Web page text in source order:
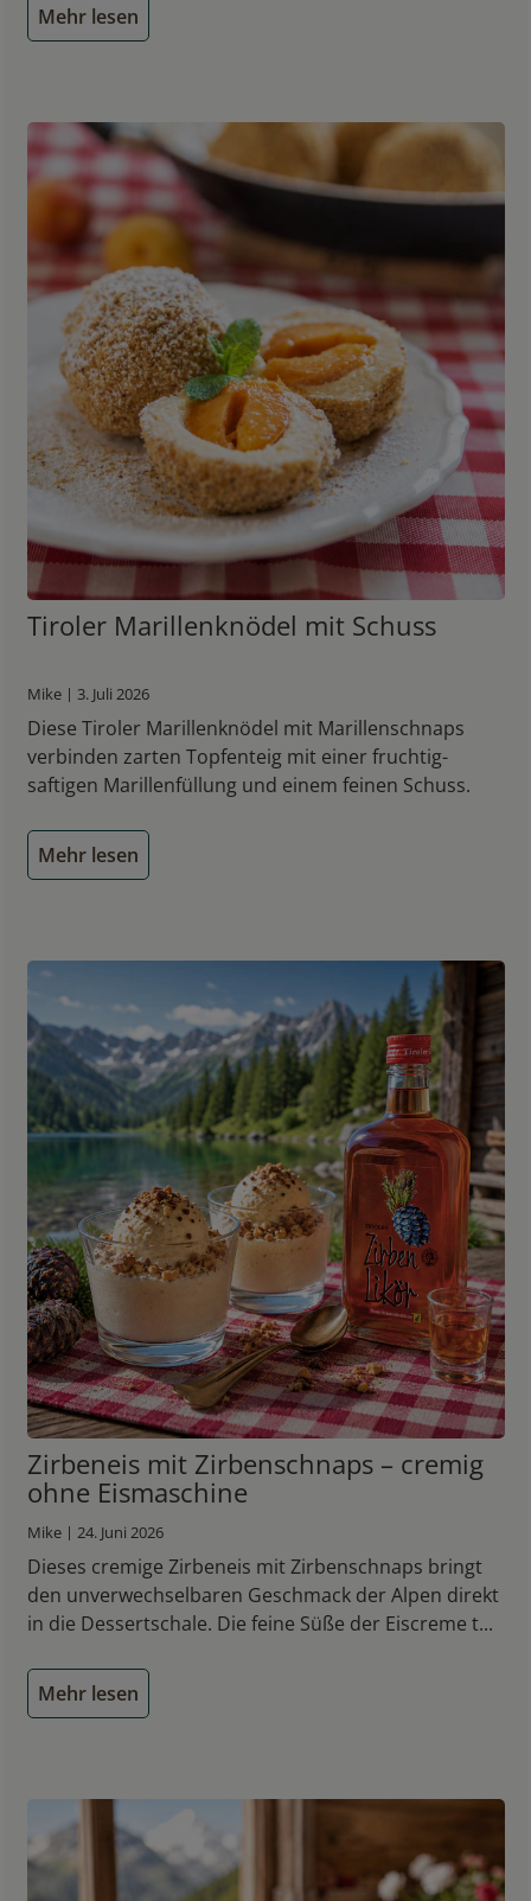
Mehr lesen
Tiroler Marillenknödel mit Schuss
Mike | 3. Juli 2026
Diese Tiroler Marillenknödel mit Marillenschnaps
verbinden zarten Topfenteig mit einer fruchtig-
saftigen Marillenfüllung und einem feinen Schuss.
Mehr lesen
Zirbeneis mit Zirbenschnaps – cremig
ohne Eismaschine
Mike | 24. Juni 2026
Dieses cremige Zirbeneis mit Zirbenschnaps bringt
den unverwechselbaren Geschmack der Alpen direkt
in die Dessertschale. Die feine Süße der Eiscreme t...
Mehr lesen